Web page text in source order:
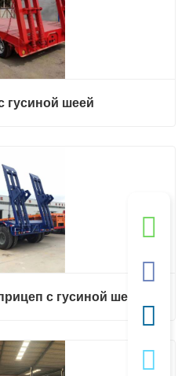
гусиной шеей
с гусиной шеей